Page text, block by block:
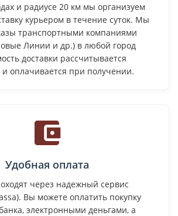
и радиусе 20 км мы организуем
курьером в течение суток. Мы
транспортными компаниями
Линии и др.) в любой город
доставки рассчитывается
оплачивается при получении.
Удобная оплата
через надежный сервис
Вы можете оплатить покупку
электронными деньгами, а